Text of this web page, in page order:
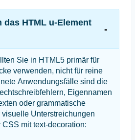
das HTML u-Element
Sie in HTML5 primär für
verwenden, nicht für reine
Anwendungsfälle sind die
Eigennamen
oder grammatische
Unterstreichungen
mit text-decoration: